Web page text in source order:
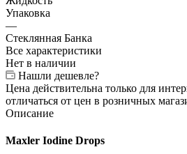
Упаковка
—
Стеклянная Банка
Все характеристики
Нет в наличии
Нашли дешевле?
Цена действительна только для
отличаться от цен в розничных
Описание
Maxler Iodine Drops